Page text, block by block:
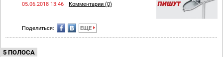
05.06.2018 13:46 Комментарии (0)
Поделиться: ЕЩЕ
5 ПОЛОСА